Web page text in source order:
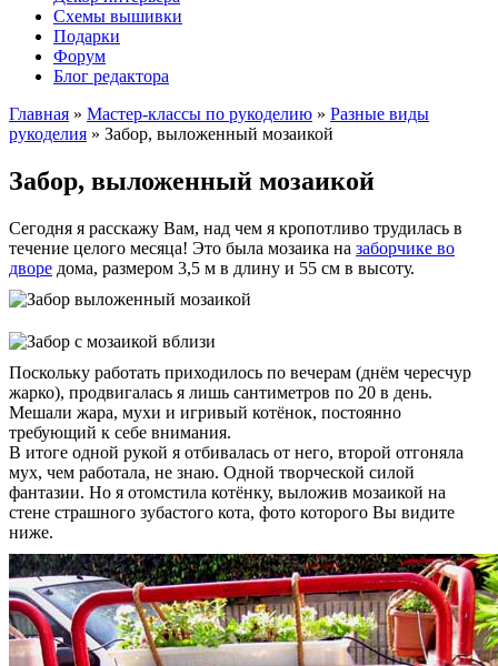
Схемы вышивки
Подарки
Форум
Блог редактора
Главная » Мастер-классы по рукоделию » Разные виды
рукоделия » Забор, выложенный мозаикой
Забор, выложенный мозаикой
Сегодня я расскажу Вам, над чем я кропотливо трудилась в
течение целого месяца! Это была мозаика на заборчике во
дворе дома, размером 3,5 м в длину и 55 см в высоту.
Поскольку работать приходилось по вечерам (днём чересчур
жарко), продвигалась я лишь сантиметров по 20 в день.
Мешали жара, мухи и игривый котёнок, постоянно
требующий к себе внимания.
В итоге одной рукой я отбивалась от него, второй отгоняла
мух, чем работала, не знаю. Одной творческой силой
фантазии. Но я отомстила котёнку, выложив мозаикой на
стене страшного зубастого кота, фото которого Вы видите
ниже.